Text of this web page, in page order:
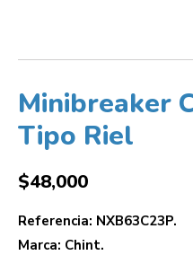
Minibreaker
Tipo Riel
$48,000
Referencia: NXB63C23P.
Marca: Chint.